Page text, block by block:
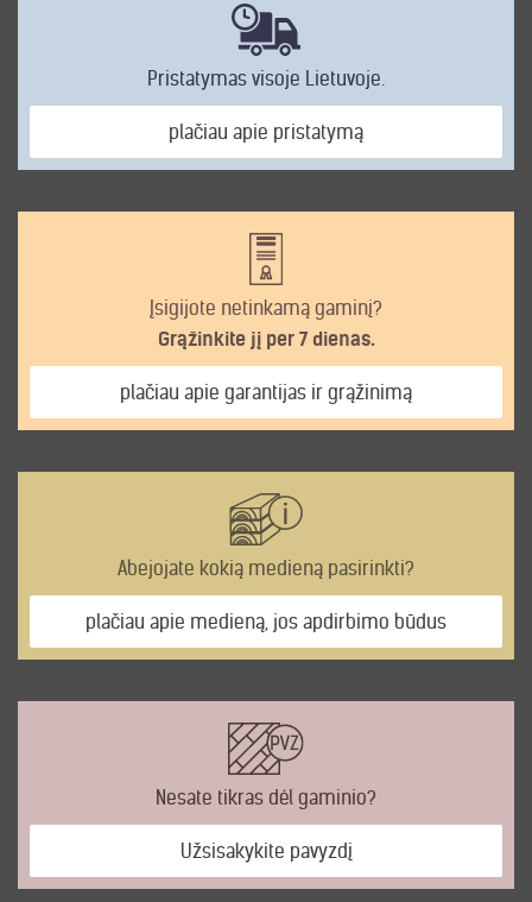
Pristatymas visoje Lietuvoje.
plačiau apie pristatymą
Įsigijote netinkamą gaminį?
Grąžinkite jį per 7 dienas.
plačiau apie garantijas ir grąžinimą
Abejojate kokią medieną pasirinkti?
plačiau apie medieną, jos apdirbimo būdus
Nesate tikras dėl gaminio?
Užsisakykite pavyzdį